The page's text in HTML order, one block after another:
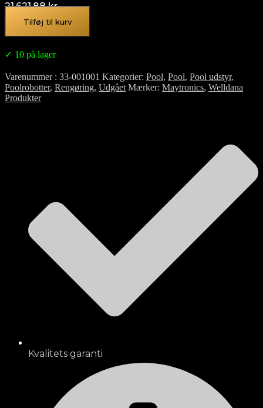
21.621,88kr.
Tilføj til kurv
✓ 10 på lager
Varenummer 33-001001 Kategorier Pool, Pool, Pool udstyr,
Poolrobotter, Rengøring, Udgået Mærker Maytronics, Welldana
Produkter
Kvalitets garanti